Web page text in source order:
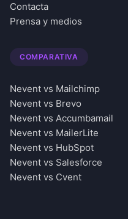
Contacta
Prensa y medios
COMPARATIVA
Nevent vs Mailchimp
Nevent vs Brevo
Nevent vs Accumbamail
Nevent vs MailerLite
Nevent vs HubSpot
Nevent vs Salesforce
Nevent vs Cvent